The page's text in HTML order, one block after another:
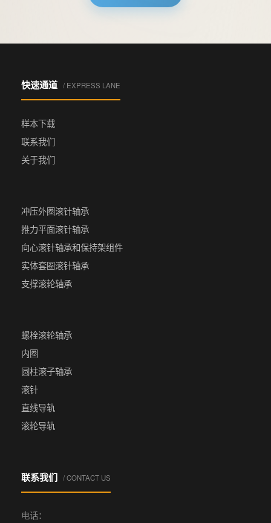
快速通道 / EXPRESS LANE
样本下载
联系我们
关于我们
冲压外圈滚针轴承
推力平面滚针轴承
向心滚针轴承和保持架组件
实体套圈滚针轴承
支撑滚轮轴承
螺栓滚轮轴承
内圈
圆柱滚子轴承
滚针
直线导轨
滚轮导轨
联系我们 / CONTACT US
电话：